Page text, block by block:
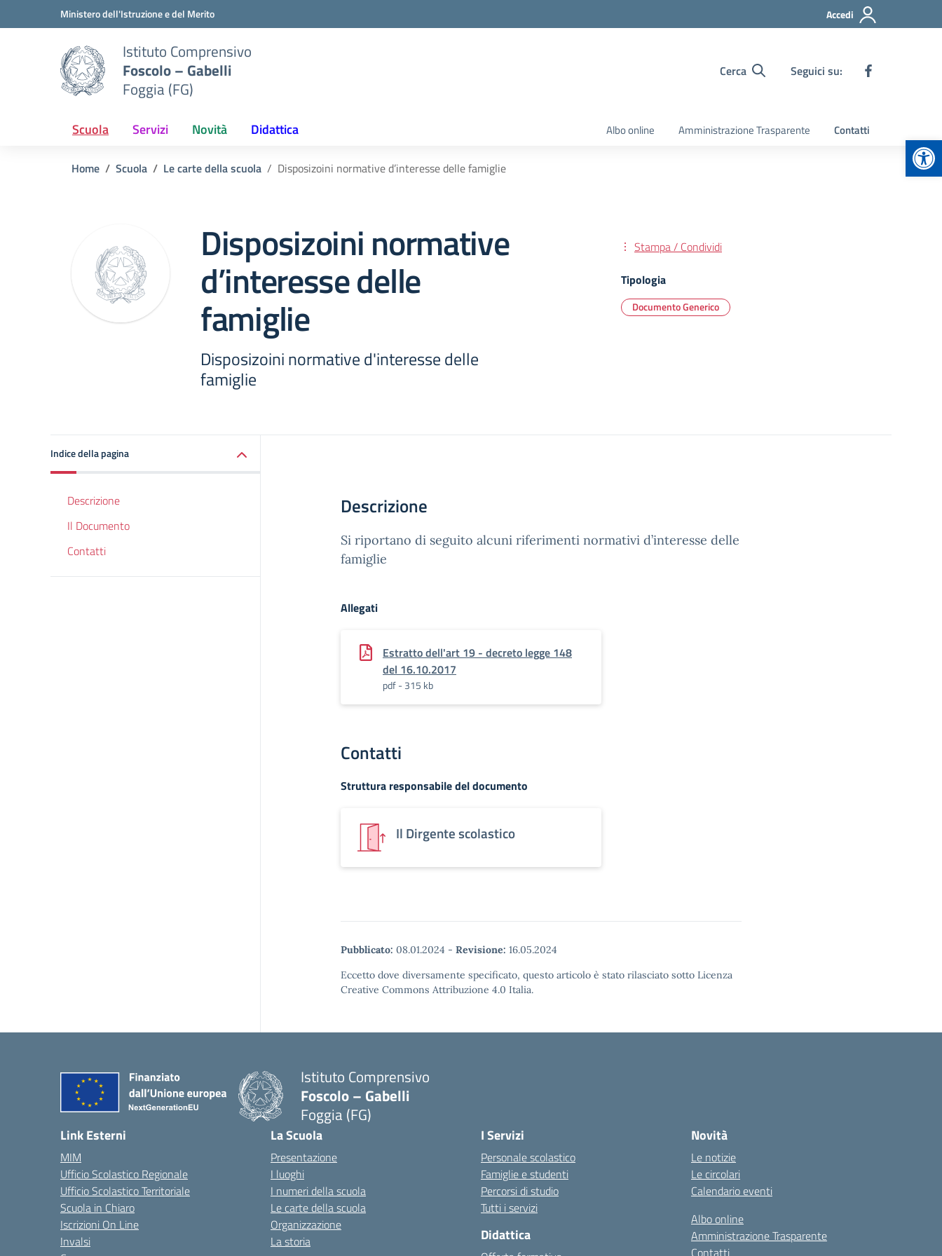
Vai ai contenuti
Vai al menu di navigazioneMinistero dell'Istruzione e del Merito Accedi
Istituto Comprensivo
Foscolo – Gabelli
Foggia (FG)
Cerca Seguici su:
Scuola Servizi Novità Didattica Albo online Amministrazione Trasparente Contatti
Home Scuola Le carte della scuola Disposizoini normative d’interesse delle famiglie
Disposizoini normative
d’interesse delle
famiglie
Disposizoini normative d'interesse delle
famiglie
Stampa / Condividi
Tipologia
Documento Generico
Indice della pagina
Descrizione
Il Documento
Contatti
Descrizione
Si riportano di seguito alcuni riferimenti normativi d’interesse delle
famiglie
Allegati
Estratto dell'art 19 - decreto legge 148
del 16.10.2017
pdf - 315 kb
Contatti
Struttura responsabile del documento
Il Dirgente scolastico
Pubblicato: 08.01.2024 - Revisione: 16.05.2024
Eccetto dove diversamente specificato, questo articolo è stato rilasciato sotto Licenza
Creative Commons Attribuzione 4.0 Italia.
Istituto Comprensivo
Foscolo – Gabelli
Foggia (FG)
— Visita la pagina iniziale della scuola
Link Esterni
MIM
Ufficio Scolastico Regionale
Ufficio Scolastico Territoriale
Scuola in Chiaro
Iscrizioni On Line
Invalsi
La Scuola
Presentazione
I luoghi
I numeri della scuola
Le carte della scuola
Organizzazione
La storia
I Servizi
Personale scolastico
Famiglie e studenti
Percorsi di studio
Tutti i servizi
Didattica
Novità
Le notizie
Le circolari
Calendario eventi
Albo online
Amministrazione Trasparente
Contatti